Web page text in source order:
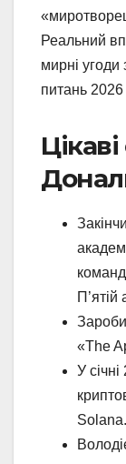
Реальний
мирні угоди
питань 2026
«The
У
Solana.